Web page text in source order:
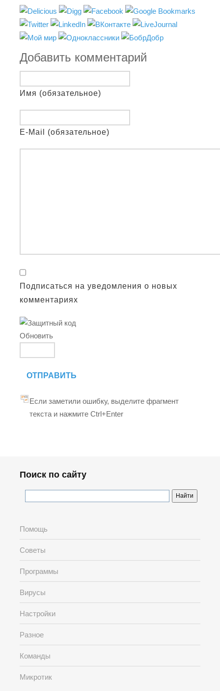
Добавить комментарий
Имя (обязательное)
E-Mail (обязательное)
Подписаться на уведомления о новых
комментариях
Обновить
ОТПРАВИТЬ
Если заметили ошибку, выделите фрагмент
текста и нажмите Ctrl+Enter
Поиск по сайту
Помощь
Советы
Программы
Вирусы
Настройки
Разное
Команды
Микротик